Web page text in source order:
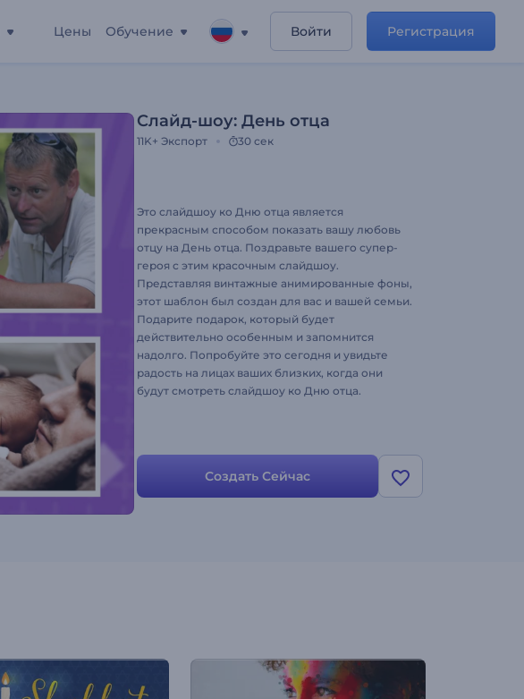
Цены Обучение Войти Регистрация
Слайд-шоу: День отца
11K+ Экспорт 30 сек
Это слайдшоу ко Дню отца является
прекрасным способом показать вашу любовь
отцу на День отца. Поздравьте вашего супер-
героя с этим красочным слайдшоу.
Представляя винтажные анимированные фоны,
этот шаблон был создан для вас и вашей семьи.
Подарите подарок, который будет
действительно особенным и запомнится
надолго. Попробуйте это сегодня и увидьте
радость на лицах ваших близких, когда они
будут смотреть слайдшоу ко Дню отца.
Создать Сейчас